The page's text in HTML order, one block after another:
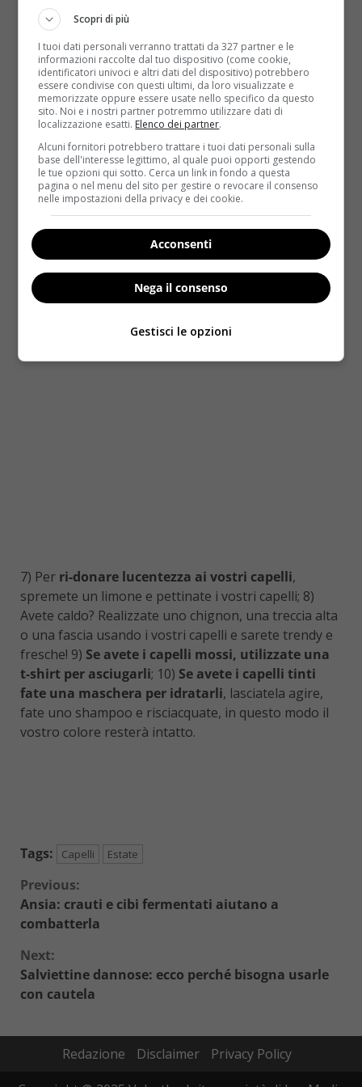
3) Il sale e il cloro sono due dei principali nemici dei
vostri capelli, per proteggerli basta seguire delle
semplici accortezze:idratare le punte con il
balsamoprima o dopo il bagno in piscina; 4)
Proteggete il nostro corpo con creme solari, perché
non fate lo stesso con il cuoio capelluto?Il cuoio
capelluto è molto sensibile ai raggi solari
dopo aver spalmato la crema, spruzzate sui capelli
con un vaporizzatore un mix di crema solare e acqua;
Se siete bionde e non volete che i vostri capelli
shampoo fate un impacco di acqua e bicarbonato di
sodio, sfregate e risciacquate bene; 6) Perchi ha i
capelli secchi
, il consiglio è di applicare il balsamo
sulle punte, lontano dal lavaggio abituale;
7) Per ri-donare lucentezza ai vostri capelli,
spremete un limone e pettinate i vostri capelli; 8)
Avete caldo? Realizzate uno chignon, una treccia alta
o una fascia usando i vostri capelli e sarete trendy e
fresche! 9) Se avete i capelli mossi, utilizzate una
t-shirt per asciugarli; 10) Se avete i capelli tinti
fate una maschera per idratarli, lasciatela agire,
fate uno shampoo e risciacquate, in questo modo il
vostro colore resterà intatto.
Tags: Capelli Estate
Continue
Reading
Previous:
Ansia: crauti e cibi fermentati aiutano a
combatterla
Next:
Salviettine dannose: ecco perché bisogna usarle
con cautela
Redazione Disclaimer
Privacy Policy
Scopri di più
I tuoi dati personali verranno trattati da 327 partner e le
informazioni raccolte dal tuo dispositivo (come cookie,
identificatori univoci e altri dati del dispositivo) potrebbero
essere condivise con questi ultimi, da loro visualizzate e
memorizzate oppure essere usate nello specifico da questo
sito. Noi e i nostri partner potremmo utilizzare dati di
localizzazione esatti. Elenco dei partner.
Alcuni fornitori potrebbero trattare i tuoi dati personali sulla
base dell'interesse legittimo, al quale puoi opporti gestendo
le tue opzioni qui sotto. Cerca un link in fondo a questa
pagina o nel menu del sito per gestire o revocare il consenso
nelle impostazioni della privacy e dei cookie.
Acconsenti
Nega il consenso
Gestisci le opzioni